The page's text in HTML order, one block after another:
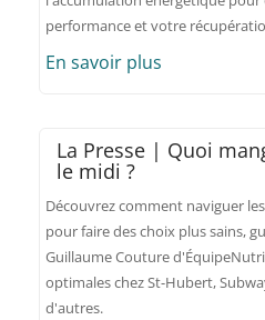
performance et votre
En savoir plus
La Presse | Quoi
le midi ?
Découvrez comment naviguer
pour faire des choix plus sains,
Guillaume Couture
optimales chez St-Hubert,
d'autres.